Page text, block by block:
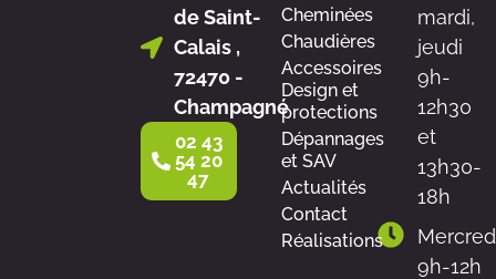
de Saint-
Calais ,
72470 -
Champagné
02 43
54 20
47
Cheminées
Chaudières
Accessoires
Design et
protections
Dépannages
et SAV
Actualités
Contact
Réalisations
mardi,
jeudi
9h-
12h30
et
13h30-
18h
9h-12h